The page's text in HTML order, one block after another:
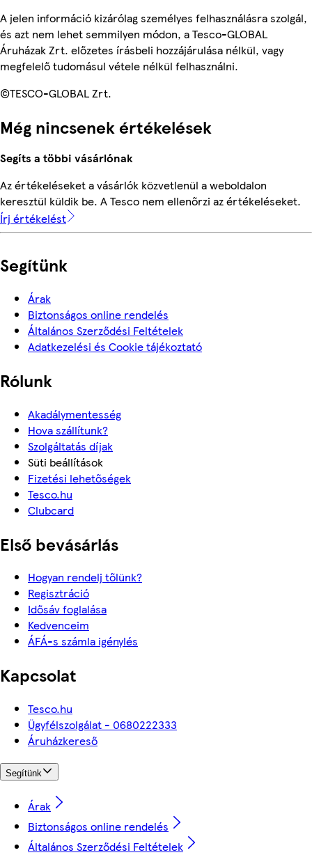
A jelen információ kizárólag személyes felhasználásra szolgál,
és azt nem lehet semmilyen módon, a Tesco-GLOBAL
Áruházak Zrt. előzetes írásbeli hozzájárulása nélkül, vagy
megfelelő tudomásul vétele nélkül felhasználni.
©TESCO-GLOBAL Zrt.
Még nincsenek értékelések
Segíts a többi vásárlónak
Az értékeléseket a vásárlók közvetlenül a weboldalon
keresztül küldik be. A Tesco nem ellenőrzi az értékeléseket.
Írj értékelést
Segítünk
Árak
Biztonságos online rendelés
Általános Szerződési Feltételek
Adatkezelési és Cookie tájékoztató
Rólunk
Akadálymentesség
Hova szállítunk?
Szolgáltatás díjak
Süti beállítások
Fizetési lehetőségek
Tesco.hu
Clubcard
Első bevásárlás
Hogyan rendelj tőlünk?
Regisztráció
Idősáv foglalása
Kedvenceim
ÁFÁ-s számla igénylés
Kapcsolat
Tesco.hu
Ügyfélszolgálat - 0680222333
Áruházkereső
Segítünk
Árak
Biztonságos online rendelés
Általános Szerződési Feltételek